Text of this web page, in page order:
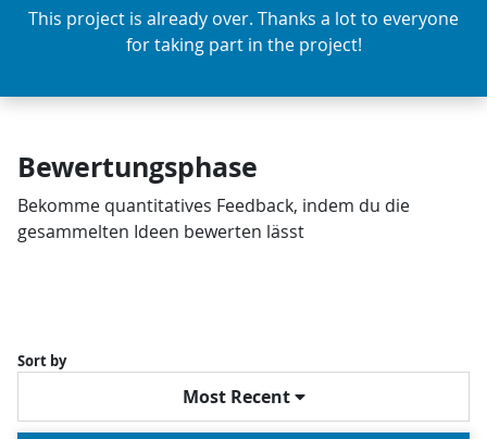
This project is already over. Thanks a lot to everyone
for taking part in the project!
Bewertungsphase
Bekomme quantitatives Feedback, indem du die
gesammelten Ideen bewerten lässt
Sort by
Most Recent